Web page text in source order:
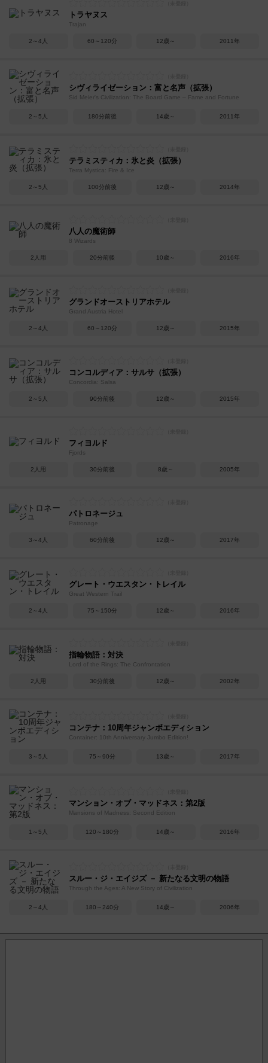
トラヤヌス
Trajan
2～4人 60～120分 12歳～ 2011年
シヴィライゼーション：富と名声（拡張）
Sid Meier's Civilization: The Board Game – Fame and Fortune
2～5人 180分前後 14歳～ 2011年
テラミスティカ：氷と炎（拡張）
Terra Mystica: Fire & Ice
2～5人 100分前後 12歳～ 2014年
八人の魔術師
8 Wizards
2人用 20分前後 10歳～ 2016年
グランドオーストリアホテル
Grand Austria Hotel
2～4人 60～120分 12歳～ 2015年
コンコルディア：サルサ（拡張）
Concordia: Salsa
2～5人 90分前後 12歳～ 2015年
フィヨルド
Fjords
2人用 30分前後 8歳～ 2005年
パトロネージュ
Patronage
3～4人 60分前後 12歳～ 2017年
グレート・ウエスタン・トレイル
Great Western Trail
2～4人 75～150分 12歳～ 2016年
指輪物語：対決
Lord of the Rings: The Confrontation
2人用 30分前後 12歳～ 2002年
コンテナ：10周年ジャンボエディション
Container: 10th Anniversary Jumbo Edition!
3～5人 75～90分 13歳～ 2017年
マンション・オブ・マッドネス：第2版
Mansions of Madness: Second Edition
1～5人 120～180分 14歳～ 2016年
スルー・ジ・エイジズ － 新たなる文明の物語
Through the Ages: A New Story of Civilization
2～4人 180～240分 14歳～ 2006年